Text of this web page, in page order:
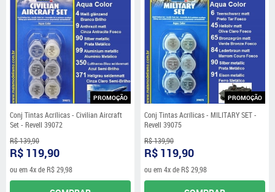
PROMOÇÃO
Conj Tintas Acrílicas - Civilian Aircraft
Set - Revell 39072
R$ 139,90
R$ 119,90
ou em4xdeR$ 29,98
PROMOÇÃO
Conj Tintas Acrílicas - MILITARY SET -
Revell 39075
R$ 139,90
R$ 119,90
ou em4xdeR$ 29,98